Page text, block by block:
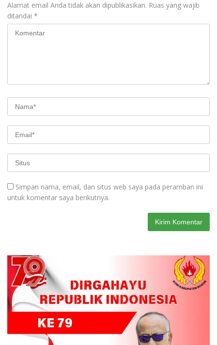
Alamat email Anda tidak akan dipublikasikan. Ruas yang wajib
ditandai *
Simpan nama, email, dan situs web saya pada peramban ini
untuk komentar saya berikutnya.